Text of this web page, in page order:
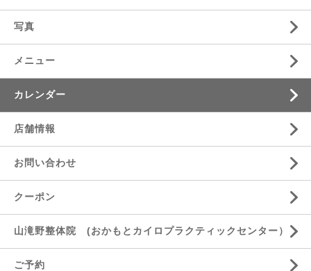
写真
メニュー
カレンダー
店舗情報
お問い合わせ
クーポン
山滝野整体院 (おかもとカイロプラクティックセンター）
ご予約